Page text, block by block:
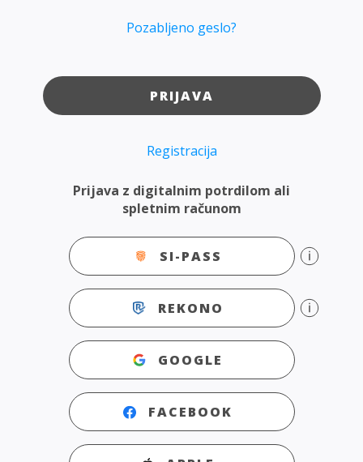
Prijava z digitalnim potrdilom ali
spletnim računom
SI-PASS
REKONO
GOOGLE
FACEBOOK
Pozabljeno geslo?
PRIJAVA
Registracija